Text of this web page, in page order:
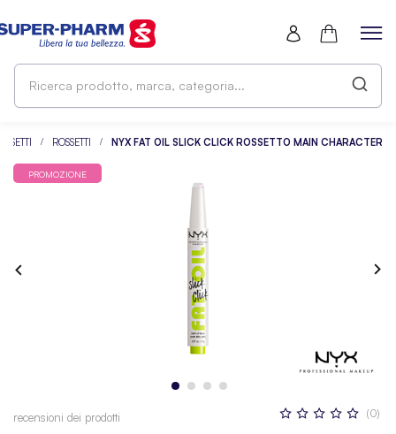
ROSSETTI NYX FAT OIL SLICK CLICK ROSSETTO MAIN CHARACTER
PROMOZIONE
Valutazione: (0)
recensioni dei prodotti